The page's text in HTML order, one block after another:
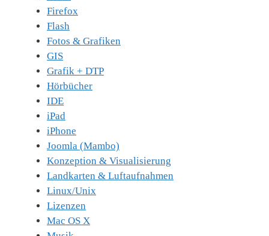
Firefox
Flash
Fotos & Grafiken
GIS
Grafik + DTP
Hörbücher
IDE
iPad
iPhone
Joomla (Mambo)
Konzeption & Visualisierung
Landkarten & Luftaufnahmen
Linux/Unix
Lizenzen
Mac OS X